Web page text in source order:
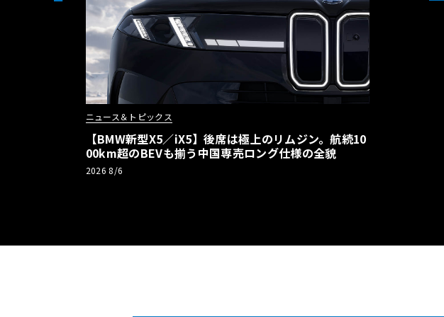
ニュース＆トピックス
【BMW新型X5／iX5】後席は極上のリムジン。航続10
00km超のBEVも揃う中国専売ロング仕様の全貌
2026 8/6